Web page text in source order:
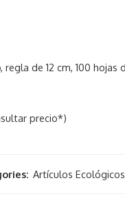
de 12 cm, 100
precio*)
Artículos Ecológicos